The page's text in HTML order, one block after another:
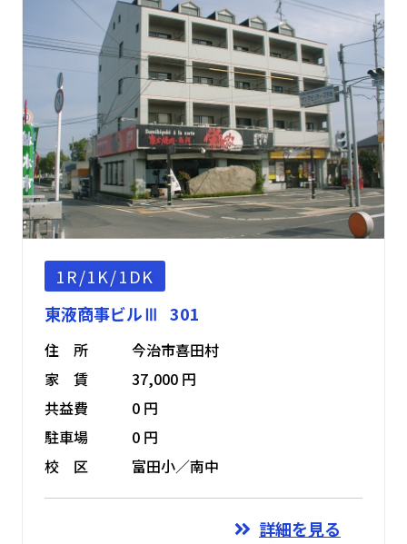
1R/1K/1DK
東液商事ビルⅢ 301
住 所
今治市喜田村
家 賃
37,000 円
共益費
0 円
駐車場
0 円
校 区
富田小／南中
詳細を見る